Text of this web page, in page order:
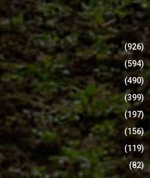
(926)
(594)
(490)
(399)
(197)
(156)
(119)
(82)